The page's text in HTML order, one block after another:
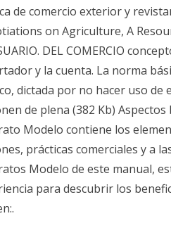
de comercio exterior y
on Agriculture, A
DEL COMERCIO
y la cuenta. La norma
dictada por no hacer uso de
de plena (382 Kb)
Modelo contiene los
prácticas comerciales y a
Modelo de este manual,
para descubrir los